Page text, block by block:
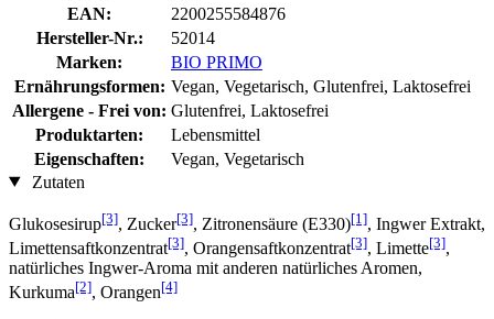
EAN:
2200255584876
Hersteller-Nr.:
52014
Marken:
BIO PRIMO
Ernährungsformen: Vegan, Vegetarisch, Glutenfrei, Laktosefrei
Allergene - Frei von: Glutenfrei, Laktosefrei
Produktarten:
Lebensmittel
Eigenschaften:
Vegan, Vegetarisch
Zutaten
Glukosesirup[3], Zucker[3], Zitronensäure (E330)[1], Ingwer Extrakt,
Limettensaftkonzentrat[3], Orangensaftkonzentrat[3], Limette[3],
natürliches Ingwer-Aroma mit anderen natürliches Aromen,
Kurkuma[2], Orangen[4]